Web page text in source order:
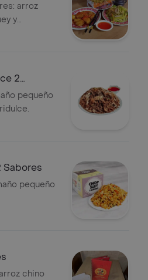
arroz
y
agridulce.
2
pequeño
Sabores
pequeño
chino